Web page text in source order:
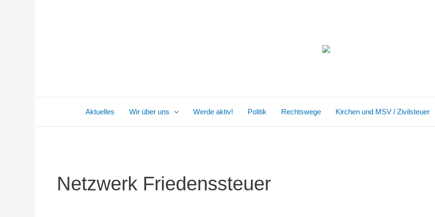
Aktuelles Wir über uns Werde aktiv! Politik Rechtswege Kirchen und MSV / Zivilsteuer
Netzwerk Friedenssteuer